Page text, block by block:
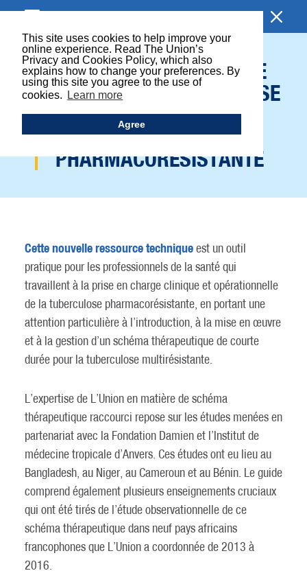
This site uses cookies to help improve your
online experience. Read The Union’s
Privacy and Cookies Policy, which also
explains how to change your preferences. By
using this site you agree to the use of
cookies.
Learn more
Agree
EXPLORER
LANCEMENT D'UN GUIDE
PRATIQUE POUR LA PRISE
EN CHARGE DE LA
TUBERCULOSE
PHARMACORÉSISTANTE
Cette nouvelle ressource techniqueest un outil
pratique pour les professionnels de la santé qui
travaillent à la prise en charge clinique et opérationnelle
de la tuberculose pharmacorésistante, en portant une
attention particulière à l’introduction, à la mise en œuvre
et à la gestion d’un schéma thérapeutique de courte
durée pour la tuberculose multirésistante.
L’expertise de L’Union en matière de schéma
thérapeutique raccourci repose sur les études menées en
partenariat avec la Fondation Damien et l’Institut de
médecine tropicale d’Anvers. Ces études ont eu lieu au
Bangladesh, au Niger, au Cameroun et au Bénin. Le guide
comprend également plusieurs enseignements cruciaux
qui ont été tirés de l’étude observationnelle de ce
schéma thérapeutique dans neuf pays africains
francophones que L’Union a coordonnée de 2013 à
2016.